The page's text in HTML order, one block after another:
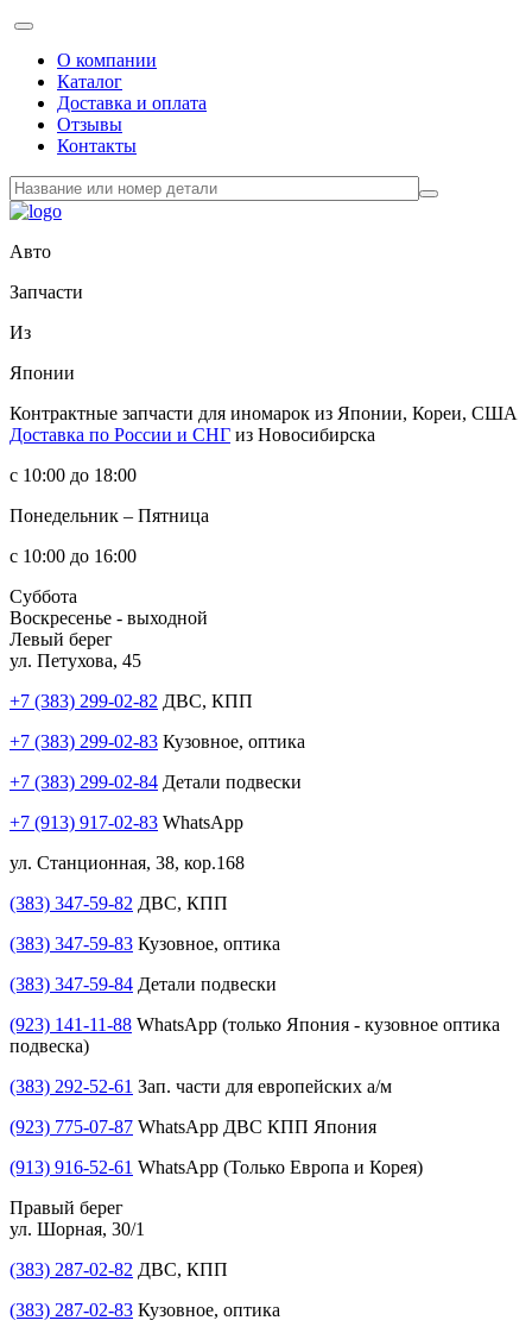
О компании
Каталог
Доставка и оплата
Отзывы
Контакты
Авто
Запчасти
Из
Японии
Контрактные запчасти для иномарок из Японии, Кореи, США
Доставка по России и СНГ из Новосибирска
с 10:00 до 18:00
Понедельник – Пятница
с 10:00 до 16:00
Суббота
Воскресенье - выходной
Левый берег
ул. Петухова, 45
+7 (383) 299-02-82 ДВС, КПП
+7 (383) 299-02-83 Кузовное, оптика
+7 (383) 299-02-84 Детали подвески
+7 (913) 917-02-83 WhatsApp
ул. Станционная, 38, кор.168
(383) 347-59-82 ДВС, КПП
(383) 347-59-83 Кузовное, оптика
(383) 347-59-84 Детали подвески
(923) 141-11-88 WhatsApp (только Япония - кузовное оптика
подвеска)
(383) 292-52-61 Зап. части для европейских а/м
(923) 775-07-87 WhatsApp ДВС КПП Япония
(913) 916-52-61 WhatsApp (Только Европа и Корея)
Правый берег
ул. Шорная, 30/1
(383) 287-02-82 ДВС, КПП
(383) 287-02-83 Кузовное, оптика